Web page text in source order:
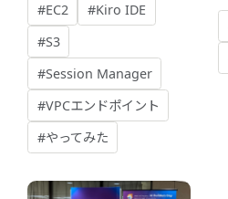
#EC2
#Kiro IDE
#S3
#Session Manager
#VPCエンドポイント
#やってみた